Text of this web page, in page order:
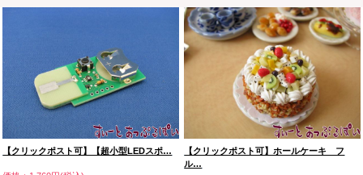
【クリックポスト可】【超小型LEDスポ…
【クリックポスト可】ホールケーキ フ
ル…